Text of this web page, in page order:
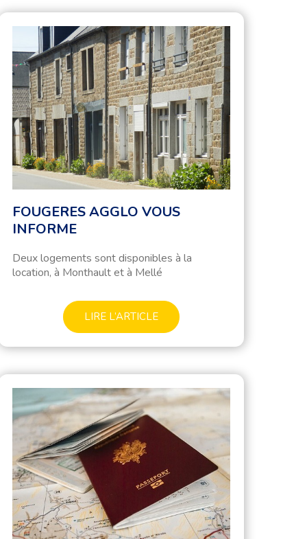
FOUGERES AGGLO VOUS
INFORME
Deux logements sont disponibles à la
location, à Monthault et à Mellé
LIRE L’ARTICLE